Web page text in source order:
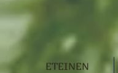
ETEINEN